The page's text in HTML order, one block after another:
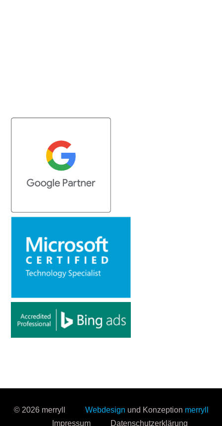
© 2026 merryll Webdesign und Konzeption merryll
Impressum
Datenschutzerklärung